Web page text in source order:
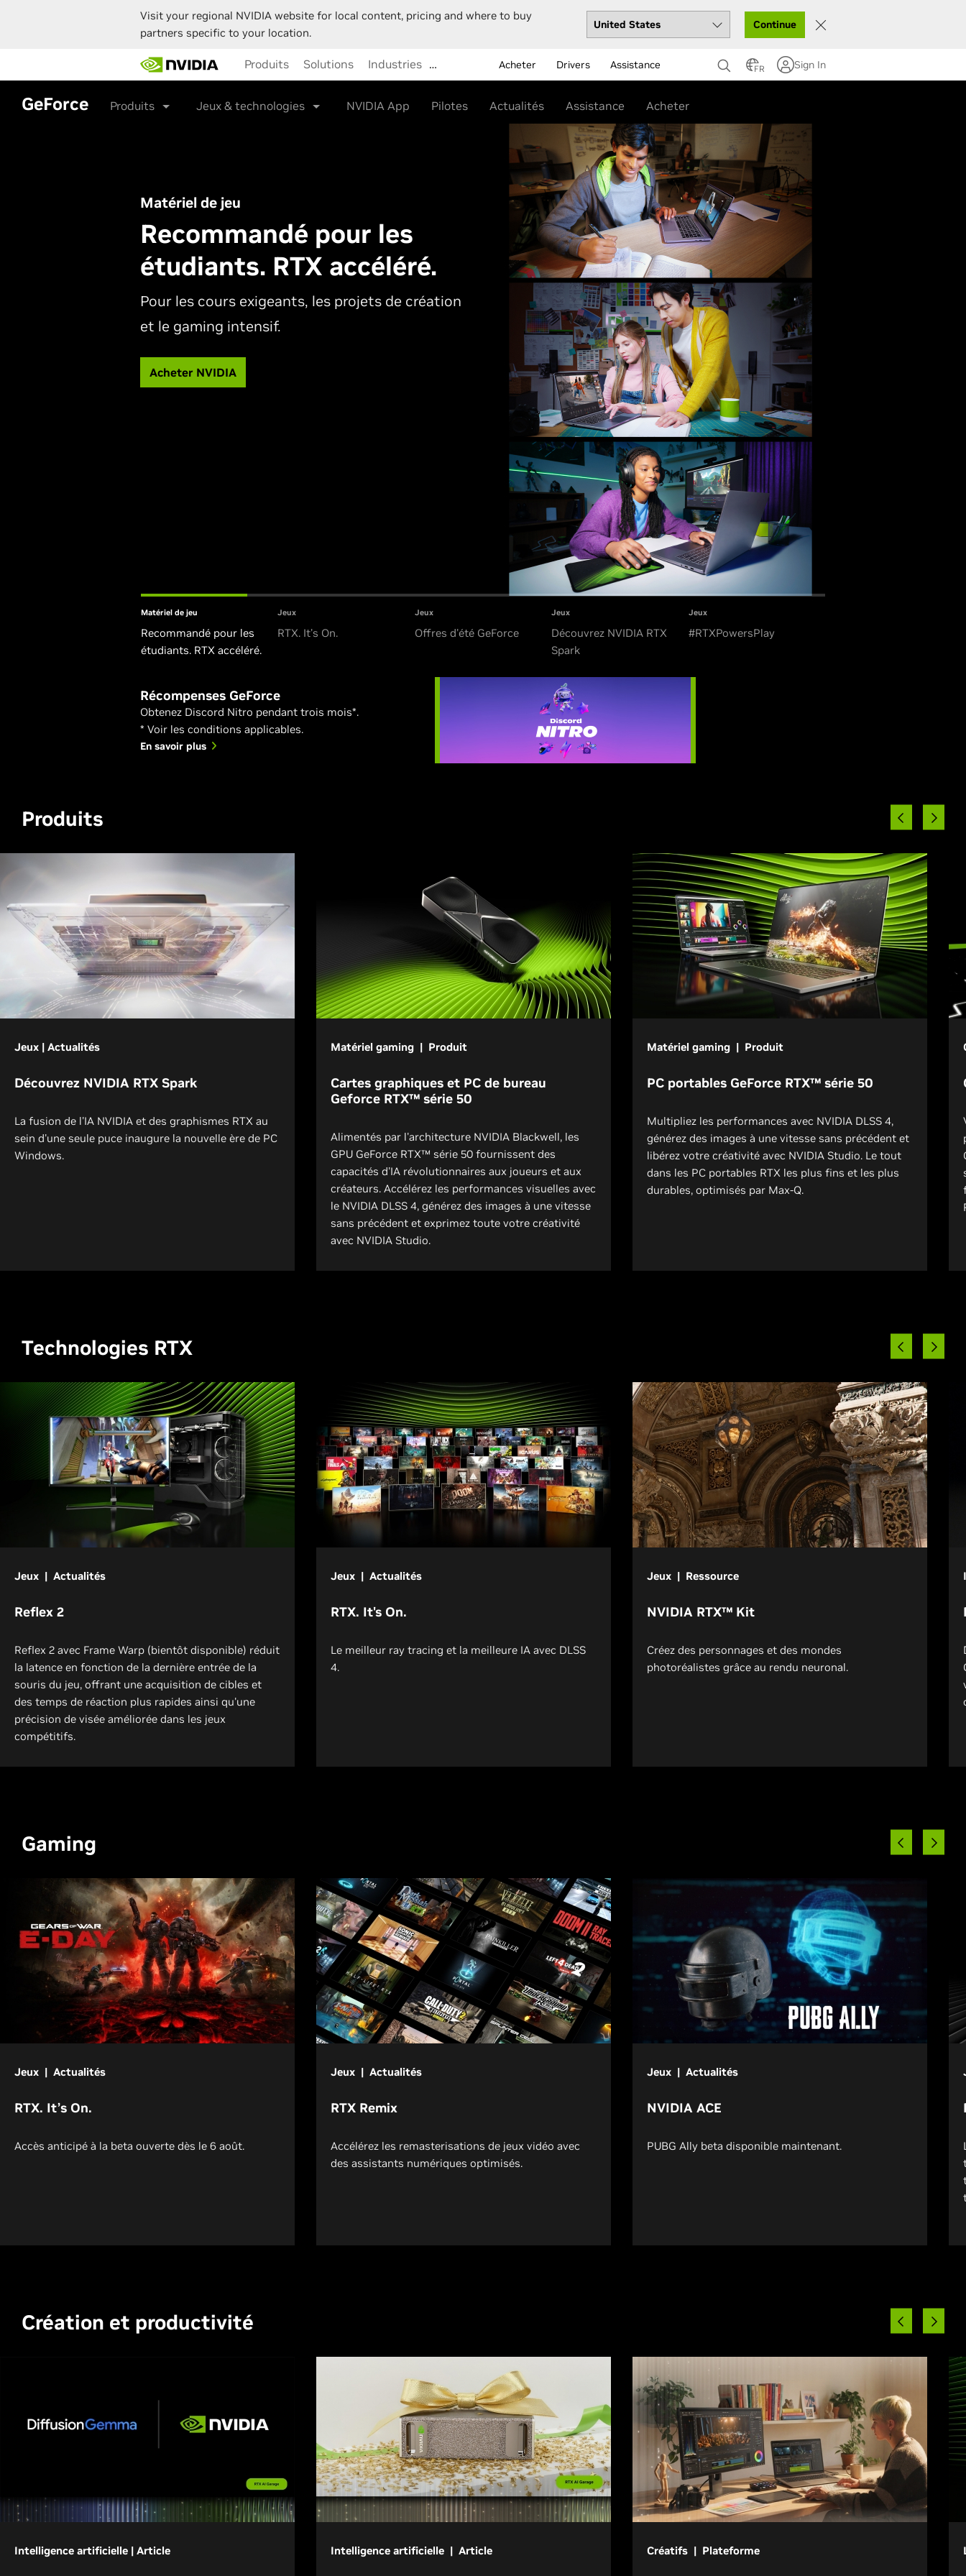
Visit your regional NVIDIA website for local content, pricing and where to buy
partners specific to your location.
Continue
main
content
Produits Solutions Industries … Acheter Drivers Assistance FR Sign In
GeForce Produits Jeux & technologies NVIDIA App Pilotes Actualités Assistance Acheter
Matériel de jeu
Recommandé pour les
étudiants. RTX accéléré.
Pour les cours exigeants, les projets de création
et le gaming intensif.
Acheter NVIDIA
Matériel de jeu
Recommandé pour les
étudiants. RTX accéléré.
Jeux
RTX. It's On.
Jeux
Offres d'été GeForce
Jeux
Découvrez NVIDIA RTX
Spark
Jeux
#RTXPowersPlay
Récompenses GeForce
Obtenez Discord Nitro pendant trois mois*.
* Voir les conditions applicables.
En savoir plus
Produits
Jeux | Actualités
Découvrez NVIDIA RTX Spark
La fusion de l'IA NVIDIA et des graphismes RTX au
sein d'une seule puce inaugure la nouvelle ère de PC
Windows.
Matériel gaming | Produit
Cartes graphiques et PC de bureau
Geforce RTX™ série 50
Alimentés par l'architecture NVIDIA Blackwell, les
GPU GeForce RTX™ série 50 fournissent des
capacités d'IA révolutionnaires aux joueurs et aux
créateurs. Accélérez les performances visuelles avec
le NVIDIA DLSS 4, générez des images à une vitesse
sans précédent et exprimez toute votre créativité
avec NVIDIA Studio.
Matériel gaming | Produit
PC portables GeForce RTX™ série 50
Multipliez les performances avec NVIDIA DLSS 4,
générez des images à une vitesse sans précédent et
libérez votre créativité avec NVIDIA Studio. Le tout
dans les PC portables RTX les plus fins et les plus
durables, optimisés par Max-Q.
Technologies RTX
Jeux | Actualités
Reflex 2
Reflex 2 avec Frame Warp (bientôt disponible) réduit
la latence en fonction de la dernière entrée de la
souris du jeu, offrant une acquisition de cibles et
des temps de réaction plus rapides ainsi qu'une
précision de visée améliorée dans les jeux
compétitifs.
Jeux | Actualités
RTX. It's On.
Le meilleur ray tracing et la meilleure IA avec DLSS
4.
Jeux | Ressource
NVIDIA RTX™ Kit
Créez des personnages et des mondes
photoréalistes grâce au rendu neuronal.
Gaming
Jeux | Actualités
RTX. It’s On.
Accès anticipé à la beta ouverte dès le 6 août.
Jeux | Actualités
RTX Remix
Accélérez les remasterisations de jeux vidéo avec
des assistants numériques optimisés.
Jeux | Actualités
NVIDIA ACE
PUBG Ally beta disponible maintenant.
Création et productivité
Intelligence artificielle | Article Intelligence artificielle | Article Créatifs | Plateforme